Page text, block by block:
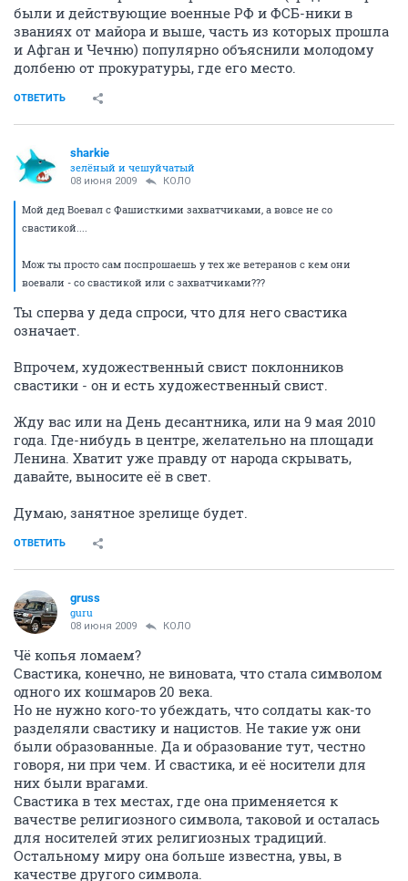
были и действующие военные РФ и ФСБ-ники в
званиях от майора и выше, часть из которых прошла
и Афган и Чечню) популярно объяснили молодому
долбеню от прокуратуры, где его место.
ОТВЕТИТЬ
sharkie
зелёный и чешуйчатый
08 июня 2009 КОЛО
Мой дед Воевал с Фашисткими захватчиками, а вовсе не со
свастикой....
Мож ты просто сам поспрошаешь у тех же ветеранов с кем они
воевали - со свастикой или с захватчиками???
Ты сперва у деда спроси, что для него свастика
означает.
Впрочем, художественный свист поклонников
свастики - он и есть художественный свист.
Жду вас или на День десантника, или на 9 мая 2010
года. Где-нибудь в центре, желательно на площади
Ленина. Хватит уже правду от народа скрывать,
давайте, выносите её в свет.
Думаю, занятное зрелище будет.
ОТВЕТИТЬ
gruss
guru
08 июня 2009 КОЛО
Чё копья ломаем?
Свастика, конечно, не виновата, что стала символом
одного их кошмаров 20 века.
Но не нужно кого-то убеждать, что солдаты как-то
разделяли свастику и нацистов. Не такие уж они
были образованные. Да и образование тут, честно
говоря, ни при чем. И свастика, и её носители для
них были врагами.
Свастика в тех местах, где она применяется к
вачестве религиозного символа, таковой и осталась
для носителей этих религиозных традиций.
Остальному миру она больше известна, увы, в
качестве другого символа.